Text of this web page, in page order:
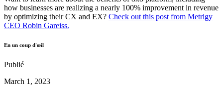
how businesses are realizing a nearly 100% improvement in revenue
by optimizing their CX and EX? Check out this post from Metrigy
CEO Robin Gareiss.
En un coup d'œil
Publié
March 1, 2023